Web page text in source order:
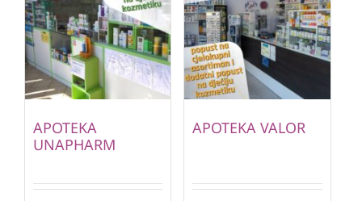
APOTEKA
UNAPHARM
APOTEKA VALOR